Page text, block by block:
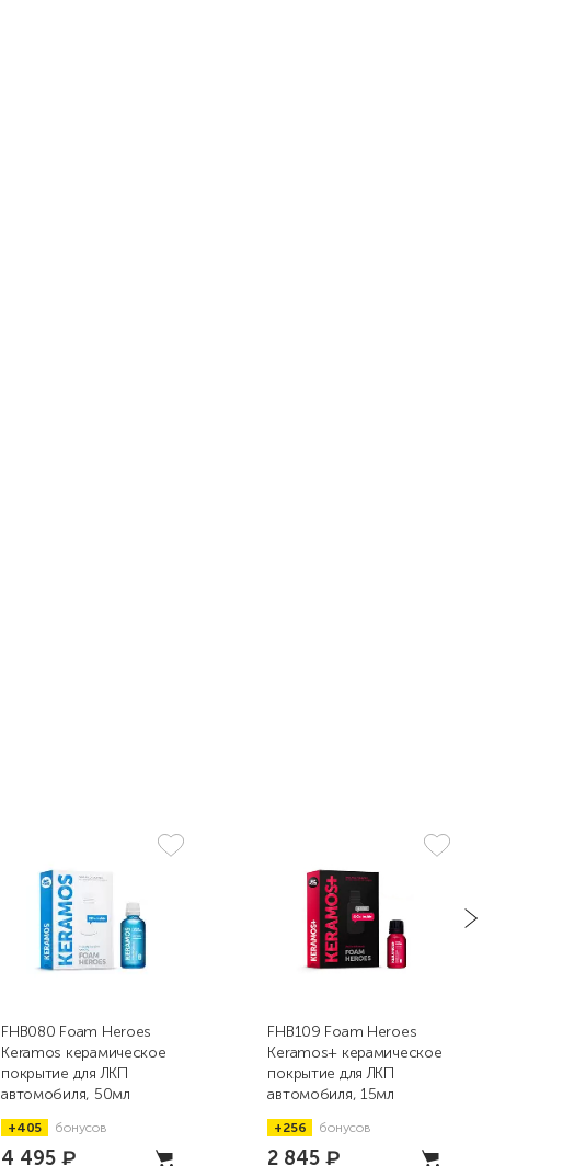
FHB080 Foam Heroes
Keramos керамическое
покрытие для ЛКП
автомобиля, 50мл
+405 бонусов
4 495₽
FHB109 Foam Heroes
Keramos+ керамическое
покрытие для ЛКП
автомобиля, 15мл
+256 бонусов
2 845₽